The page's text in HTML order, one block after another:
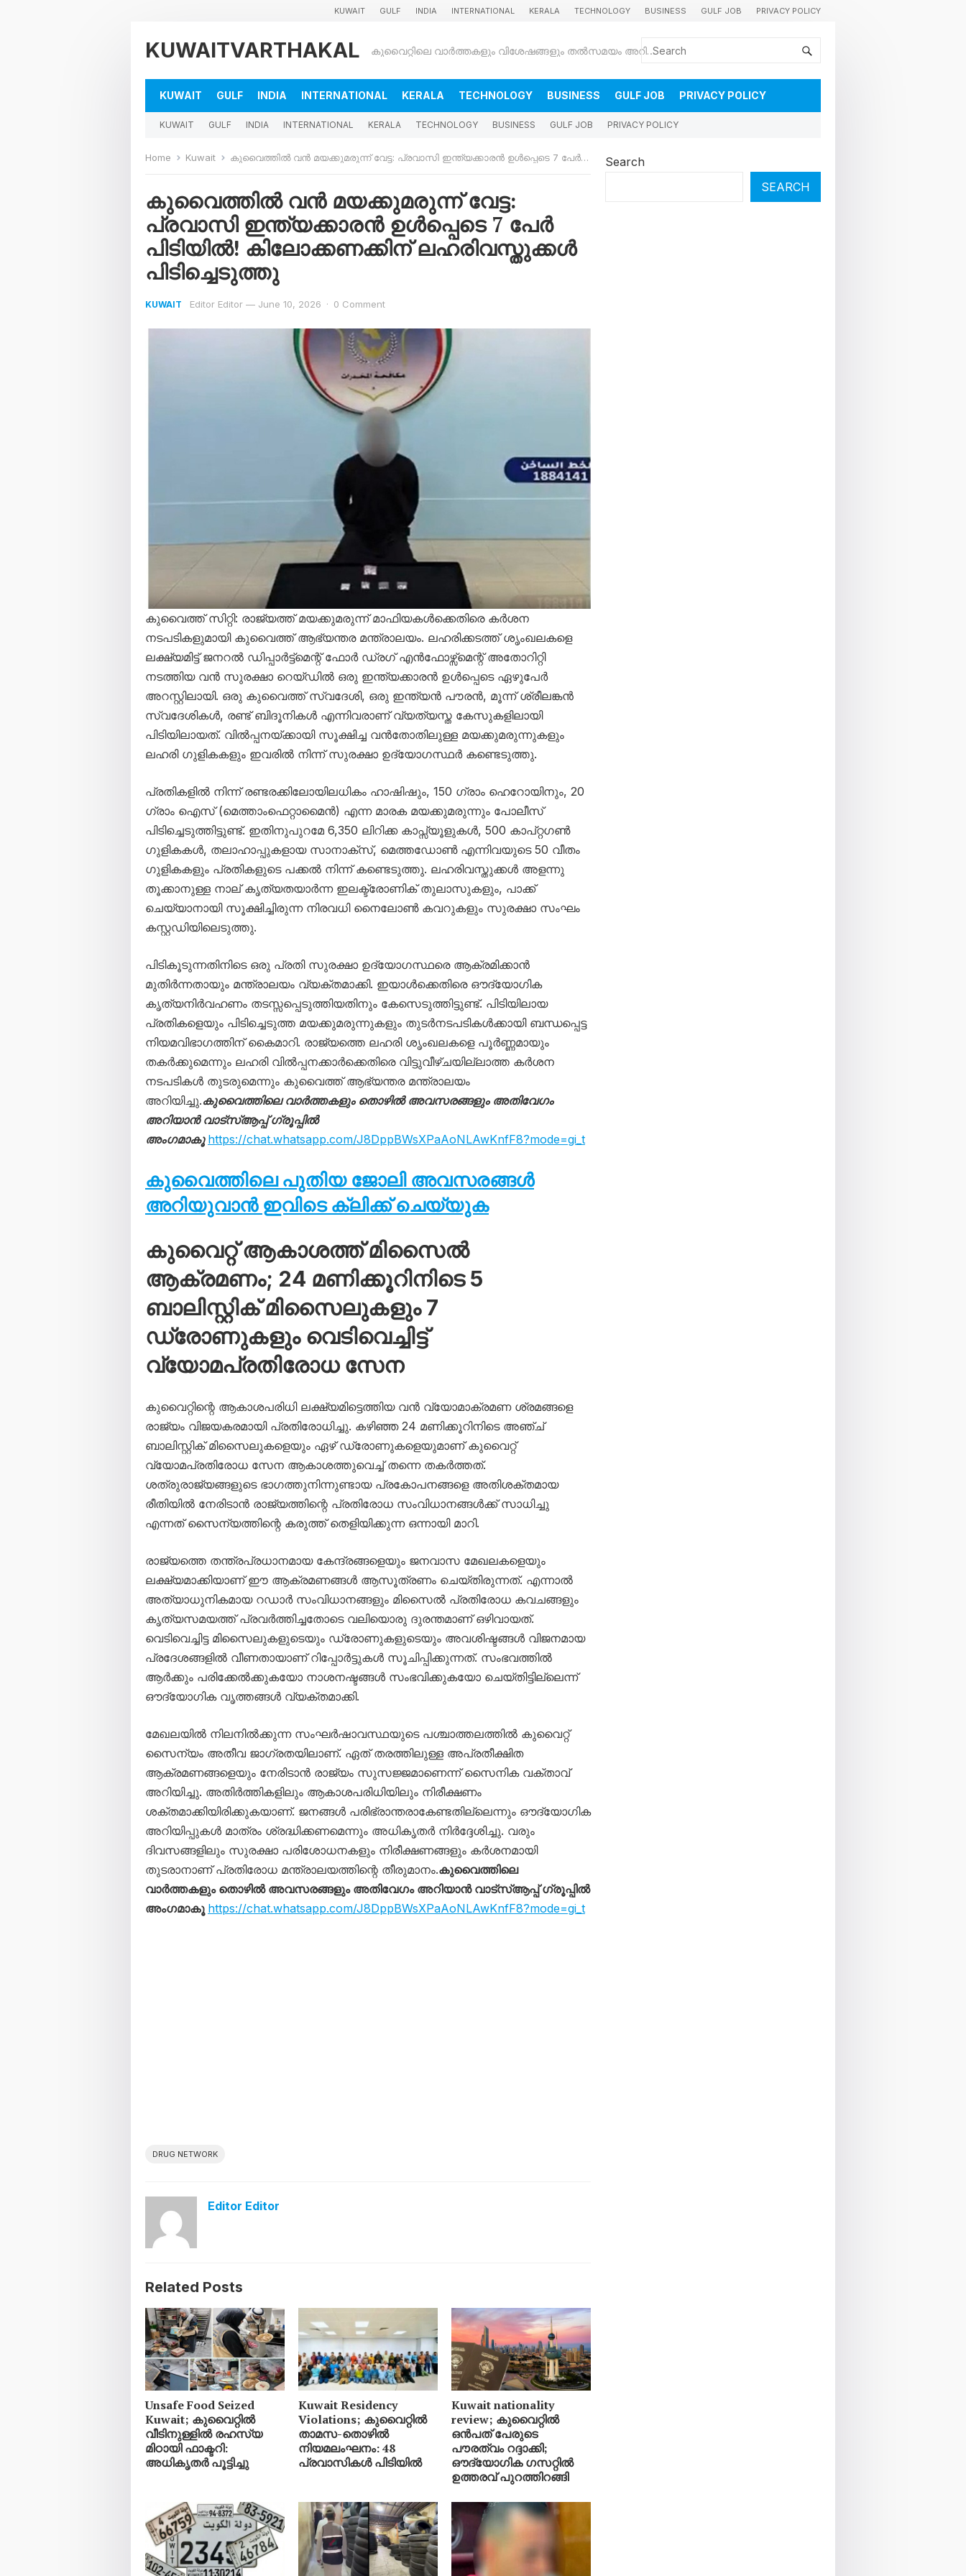
KUWAIT GULF INDIA INTERNATIONAL KERALA TECHNOLOGY BUSINESS GULF JOB PRIVACY POLICY
KUWAITVARTHAKAL കുവൈറ്റിലെ വാർത്തകളും വിശേഷങ്ങളും തൽസമയം അറിയാൻ
KUWAIT GULF INDIA INTERNATIONAL KERALA TECHNOLOGY BUSINESS GULF JOB PRIVACY POLICY
KUWAIT GULF INDIA INTERNATIONAL KERALA TECHNOLOGY BUSINESS GULF JOB PRIVACY POLICY
Home Kuwait കുവൈത്തിൽ വൻ മയക്കുമരുന്ന് വേട്ട: പ്രവാസി ഇന്ത്യക്കാരൻ ഉൾപ്പെടെ 7 പേർ പിടിയിൽ! കിലോക്കണക്കിന് ലഹരിവസ്തുക്കൾ പിടിച്ചെടുത്തു
കുവൈത്തിൽ വൻ മയക്കുമരുന്ന് വേട്ട:
പ്രവാസി ഇന്ത്യക്കാരൻ ഉൾപ്പെടെ 7 പേർ
പിടിയിൽ! കിലോക്കണക്കിന് ലഹരിവസ്തുക്കൾ
പിടിച്ചെടുത്തു
KUWAIT Editor Editor — June 10, 2026 · 0 Comment
കുവൈത്ത് സിറ്റി: രാജ്യത്ത് മയക്കുമരുന്ന് മാഫിയകൾക്കെതിരെ കർശന
നടപടികളുമായി കുവൈത്ത് ആഭ്യന്തര മന്ത്രാലയം. ലഹരിക്കടത്ത് ശൃംഖലകളെ
ലക്ഷ്യമിട്ട് ജനറൽ ഡിപ്പാർട്ട്മെന്റ് ഫോർ ഡ്രഗ് എൻഫോഴ്സ്മെന്റ് അതോറിറ്റി
നടത്തിയ വൻ സുരക്ഷാ റെയ്ഡിൽ ഒരു ഇന്ത്യക്കാരൻ ഉൾപ്പെടെ ഏഴുപേർ
അറസ്റ്റിലായി. ഒരു കുവൈത്ത് സ്വദേശി, ഒരു ഇന്ത്യൻ പൗരൻ, മൂന്ന് ശ്രീലങ്കൻ
സ്വദേശികൾ, രണ്ട് ബിദൂനികൾ എന്നിവരാണ് വ്യത്യസ്ത കേസുകളിലായി
പിടിയിലായത്. വിൽപ്പനയ്ക്കായി സൂക്ഷിച്ച വൻതോതിലുള്ള മയക്കുമരുന്നുകളും
ലഹരി ഗുളികകളും ഇവരിൽ നിന്ന് സുരക്ഷാ ഉദ്യോഗസ്ഥർ കണ്ടെടുത്തു.
പ്രതികളിൽ നിന്ന് രണ്ടരക്കിലോയിലധികം ഹാഷിഷും, 150 ഗ്രാം ഹെറോയിനും, 20
ഗ്രാം ഐസ് (മെത്താംഫെറ്റാമൈൻ) എന്ന മാരക മയക്കുമരുന്നും പോലീസ്
പിടിച്ചെടുത്തിട്ടുണ്ട്. ഇതിനുപുറമേ 6,350 ലിറിക്ക കാപ്സ്യൂളുകൾ, 500 കാപ്റ്റഗൺ
ഗുളികകൾ, തലാഹാപ്പുകളായ സാനാക്സ്, മെത്തഡോൺ എന്നിവയുടെ 50 വീതം
ഗുളികകളും പ്രതികളുടെ പക്കൽ നിന്ന് കണ്ടെടുത്തു. ലഹരിവസ്തുക്കൾ അളന്നു
തൂക്കാനുള്ള നാല് കൃത്യതയാർന്ന ഇലക്ട്രോണിക് തുലാസുകളും, പാക്ക്
ചെയ്യാനായി സൂക്ഷിച്ചിരുന്ന നിരവധി നൈലോൺ കവറുകളും സുരക്ഷാ സംഘം
കസ്റ്റഡിയിലെടുത്തു.
പിടികൂടുന്നതിനിടെ ഒരു പ്രതി സുരക്ഷാ ഉദ്യോഗസ്ഥരെ ആക്രമിക്കാൻ
മുതിർന്നതായും മന്ത്രാലയം വ്യക്തമാക്കി. ഇയാൾക്കെതിരെ ഔദ്യോഗിക
കൃത്യനിർവഹണം തടസ്സപ്പെടുത്തിയതിനും കേസെടുത്തിട്ടുണ്ട്. പിടിയിലായ
പ്രതികളെയും പിടിച്ചെടുത്ത മയക്കുമരുന്നുകളും തുടർനടപടികൾക്കായി ബന്ധപ്പെട്ട
നിയമവിഭാഗത്തിന് കൈമാറി. രാജ്യത്തെ ലഹരി ശൃംഖലകളെ പൂർണ്ണമായും
തകർക്കുമെന്നും ലഹരി വിൽപ്പനക്കാർക്കെതിരെ വിട്ടുവീഴ്ചയില്ലാത്ത കർശന
നടപടികൾ തുടരുമെന്നും കുവൈത്ത് ആഭ്യന്തര മന്ത്രാലയം
അറിയിച്ചു.കുവൈത്തിലെ വാർത്തകളും തൊഴിൽ അവസരങ്ങളും അതിവേഗം
അറിയാൻ വാട്സ്ആപ്പ് ഗ്രൂപ്പിൽ
അംഗമാകൂ https://chat.whatsapp.com/J8DppBWsXPaAoNLAwKnfF8?mode=gi_t
കുവൈത്തിലെ പുതിയ ജോലി അവസരങ്ങൾ
അറിയുവാൻ ഇവിടെ ക്ലിക്ക് ചെയ്യുക
കുവൈറ്റ് ആകാശത്ത് മിസൈൽ
ആക്രമണം; 24 മണിക്കൂറിനിടെ 5
ബാലിസ്റ്റിക് മിസൈലുകളും 7
ഡ്രോണുകളും വെടിവെച്ചിട്ട്
വ്യോമപ്രതിരോധ സേന
കുവൈറ്റിന്റെ ആകാശപരിധി ലക്ഷ്യമിട്ടെത്തിയ വൻ വ്യോമാക്രമണ ശ്രമങ്ങളെ
രാജ്യം വിജയകരമായി പ്രതിരോധിച്ചു. കഴിഞ്ഞ 24 മണിക്കൂറിനിടെ അഞ്ച്
ബാലിസ്റ്റിക് മിസൈലുകളെയും ഏഴ് ഡ്രോണുകളെയുമാണ് കുവൈറ്റ്
വ്യോമപ്രതിരോധ സേന ആകാശത്തുവെച്ച് തന്നെ തകർത്തത്.
ശത്രുരാജ്യങ്ങളുടെ ഭാഗത്തുനിന്നുണ്ടായ പ്രകോപനങ്ങളെ അതിശക്തമായ
രീതിയിൽ നേരിടാൻ രാജ്യത്തിന്റെ പ്രതിരോധ സംവിധാനങ്ങൾക്ക് സാധിച്ചു
എന്നത് സൈന്യത്തിന്റെ കരുത്ത് തെളിയിക്കുന്ന ഒന്നായി മാറി.
രാജ്യത്തെ തന്ത്രപ്രധാനമായ കേന്ദ്രങ്ങളെയും ജനവാസ മേഖലകളെയും
ലക്ഷ്യമാക്കിയാണ് ഈ ആക്രമണങ്ങൾ ആസൂത്രണം ചെയ്തിരുന്നത്. എന്നാൽ
അത്യാധുനികമായ റഡാർ സംവിധാനങ്ങളും മിസൈൽ പ്രതിരോധ കവചങ്ങളും
കൃത്യസമയത്ത് പ്രവർത്തിച്ചതോടെ വലിയൊരു ദുരന്തമാണ് ഒഴിവായത്.
വെടിവെച്ചിട്ട മിസൈലുകളുടെയും ഡ്രോണുകളുടെയും അവശിഷ്ടങ്ങൾ വിജനമായ
പ്രദേശങ്ങളിൽ വീണതായാണ് റിപ്പോർട്ടുകൾ സൂചിപ്പിക്കുന്നത്. സംഭവത്തിൽ
ആർക്കും പരിക്കേൽക്കുകയോ നാശനഷ്ടങ്ങൾ സംഭവിക്കുകയോ ചെയ്തിട്ടില്ലെന്ന്
ഔദ്യോഗിക വൃത്തങ്ങൾ വ്യക്തമാക്കി.
മേഖലയിൽ നിലനിൽക്കുന്ന സംഘർഷാവസ്ഥയുടെ പശ്ചാത്തലത്തിൽ കുവൈറ്റ്
സൈന്യം അതീവ ജാഗ്രതയിലാണ്. ഏത് തരത്തിലുള്ള അപ്രതീക്ഷിത
ആക്രമണങ്ങളെയും നേരിടാൻ രാജ്യം സുസജ്ജമാണെന്ന് സൈനിക വക്താവ്
അറിയിച്ചു. അതിർത്തികളിലും ആകാശപരിധിയിലും നിരീക്ഷണം
ശക്തമാക്കിയിരിക്കുകയാണ്. ജനങ്ങൾ പരിഭ്രാന്തരാകേണ്ടതില്ലെന്നും ഔദ്യോഗിക
അറിയിപ്പുകൾ മാത്രം ശ്രദ്ധിക്കണമെന്നും അധികൃതർ നിർദ്ദേശിച്ചു. വരും
ദിവസങ്ങളിലും സുരക്ഷാ പരിശോധനകളും നിരീക്ഷണങ്ങളും കർശനമായി
തുടരാനാണ് പ്രതിരോധ മന്ത്രാലയത്തിന്റെ തീരുമാനം.കുവൈത്തിലെ
വാർത്തകളും തൊഴിൽ അവസരങ്ങളും അതിവേഗം അറിയാൻ വാട്സ്ആപ്പ് ഗ്രൂപ്പിൽ
അംഗമാകൂ https://chat.whatsapp.com/J8DppBWsXPaAoNLAwKnfF8?mode=gi_t
DRUG NETWORK
Editor Editor
Related Posts
Unsafe Food Seized
Kuwait; കുവൈറ്റിൽ
വീടിനുള്ളിൽ രഹസ്യ
മിഠായി ഫാക്ടറി:
അധികൃതർ പൂട്ടിച്ചു
Kuwait Residency
Violations; കുവൈറ്റിൽ
താമസ-തൊഴിൽ
നിയമലംഘനം: 48
പ്രവാസികൾ പിടിയിൽ
Kuwait nationality
review; കുവൈറ്റിൽ
ഒൻപത് പേരുടെ
പൗരത്വം റദ്ദാക്കി;
ഔദ്യോഗിക ഗസറ്റിൽ
ഉത്തരവ് പുറത്തിറങ്ങി
Search
SEARCH